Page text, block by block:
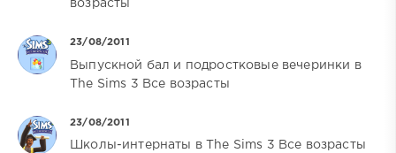
возрасты
23/08/2011
Выпускной бал и подростковые вечеринки в
The Sims 3 Все возрасты
23/08/2011
Школы-интернаты в The Sims 3 Все возрасты